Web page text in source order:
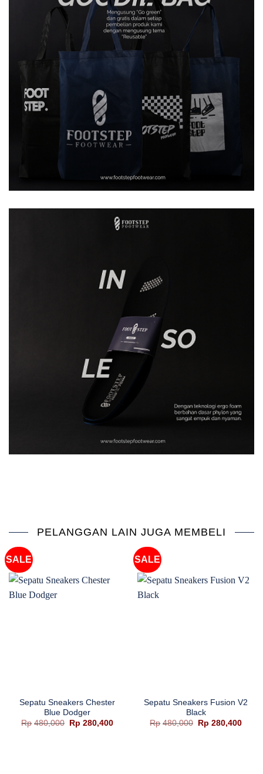
PELANGGAN LAIN JUGA MEMBELI
SALE
Sepatu Sneakers Chester
Blue Dodger
Rp 480,000
Harga
aslinya
Rp 280,400Harga
SALE
Sepatu Sneakers Fusion V2
Black
Rp 480,000
Harga
aslinya
Rp 280,400